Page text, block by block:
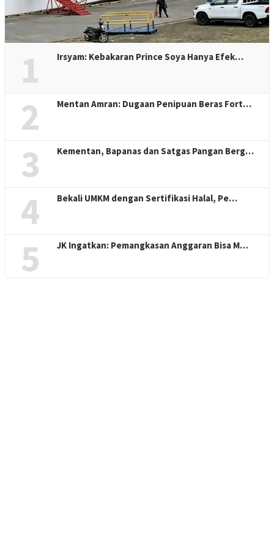
1 Irsyam: Kebakaran Prince Soya Hanya Efek…
2 Mentan Amran: Dugaan Penipuan Beras Fort…
3 Kementan, Bapanas dan Satgas Pangan Berg…
4 Bekali UMKM dengan Sertifikasi Halal, Pe…
5 JK Ingatkan: Pemangkasan Anggaran Bisa M…